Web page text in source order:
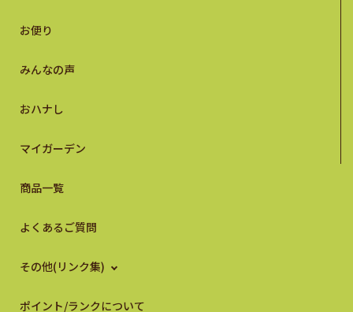
お便り
みんなの声
おハナし
マイガーデン
商品一覧
よくあるご質問
その他(リンク集)
ポイント/ランクについて